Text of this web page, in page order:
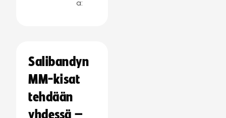
a:
Salibandyn
MM-kisat
tehdään
yhdessä –